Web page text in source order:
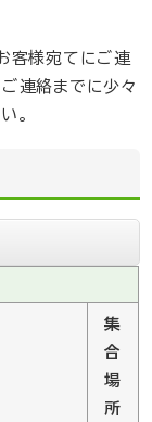
客様宛てにご連
連絡までに少々
。
集
合
場
所